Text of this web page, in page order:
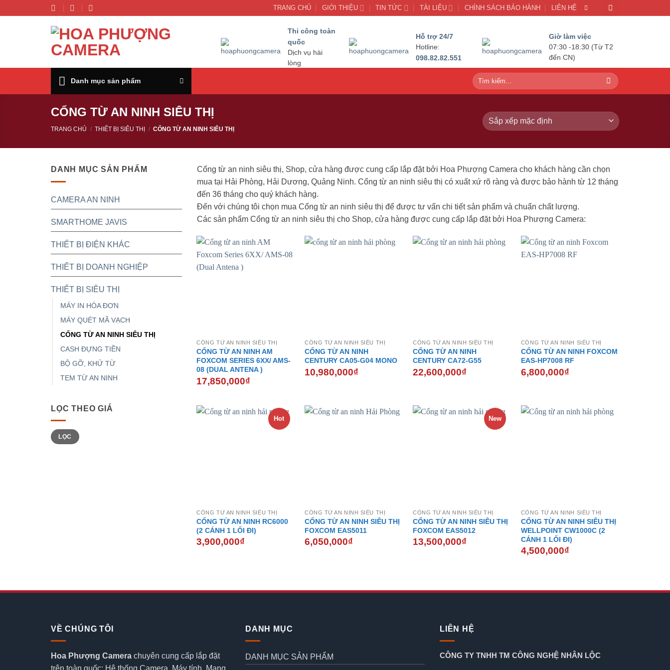
đến
TRANG CHỦ GIỚI THIỆU TIN TỨC TÀI LIỆU CHÍNH SÁCH BẢO HÀNH LIÊN HỆ
Thi công toàn
quốc
Dịch vụ hài
lòng
Hỗ trợ 24/7
Hotline:
098.82.82.551
Giờ làm việc
07:30 -18:30 (Từ T2
đến CN)
Danh mục sản phẩm
Tìm
kiếm:
CỔNG TỪ AN NINH SIÊU THỊ
TRANG CHỦ / THIẾT BỊ SIÊU THỊ / CỔNG TỪ AN NINH SIÊU THỊ
DANH MỤC SẢN PHẨM
CAMERA AN NINH
SMARTHOME JAVIS
THIẾT BỊ ĐIỆN KHÁC
THIẾT BỊ DOANH NGHIỆP
THIẾT BỊ SIÊU THỊ
MÁY IN HÓA ĐƠN
MÁY QUÉT MÃ VẠCH
CỔNG TỪ AN NINH SIÊU THỊ
CASH ĐỰNG TIỀN
BỘ GỠ, KHỬ TỪ
TEM TỪ AN NINH
LỌC THEO GIÁ
Giá
tối
thiểu
Giá
tối
đa
LỌC
Cổng từ an ninh siêu thị, Shop, cửa hàng được cung cấp lắp đặt bởi Hoa Phượng Camera cho khách hàng cần chọn
mua tại Hải Phòng, Hải Dương, Quảng Ninh. Cổng từ an ninh siêu thị có xuất xứ rõ ràng và được bảo hành từ 12 tháng
đến 36 tháng cho quý khách hàng.
Đến với chúng tôi chọn mua Cổng từ an ninh siêu thị để được tư vấn chi tiết sản phẩm và chuẩn chất lượng.
Các sản phẩm Cổng từ an ninh siêu thị cho Shop, cửa hàng được cung cấp lắp đặt bởi Hoa Phượng Camera:
CỔNG TỪ AN NINH SIÊU THỊ
CỔNG TỪ AN NINH AM
FOXCOM SERIES 6XX/ AMS-
08 (DUAL ANTENA )
17,850,000₫
CỔNG TỪ AN NINH SIÊU THỊ
CỔNG TỪ AN NINH
CENTURY CA05-G04 MONO
10,980,000₫
CỔNG TỪ AN NINH SIÊU THỊ
CỔNG TỪ AN NINH
CENTURY CA72-G55
22,600,000₫
CỔNG TỪ AN NINH SIÊU THỊ
CỔNG TỪ AN NINH FOXCOM
EAS-HP7008 RF
6,800,000₫
Hot
CỔNG TỪ AN NINH SIÊU THỊ
CỔNG TỪ AN NINH RC6000
(2 CÁNH 1 LỐI ĐI)
3,900,000₫
CỔNG TỪ AN NINH SIÊU THỊ
CỔNG TỪ AN NINH SIÊU THỊ
FOXCOM EAS5011
6,050,000₫
New
CỔNG TỪ AN NINH SIÊU THỊ
CỔNG TỪ AN NINH SIÊU THỊ
FOXCOM EAS5012
13,500,000₫
CỔNG TỪ AN NINH SIÊU THỊ
CỔNG TỪ AN NINH SIÊU THỊ
WELLPOINT CW1000C (2
CÁNH 1 LỐI ĐI)
4,500,000₫
VỀ CHÚNG TÔI
Hoa Phượng Camera chuyên cung cấp lắp đặt
DANH MỤC
DANH MỤC SẢN PHẨM
LIÊN HỆ
CÔNG TY TNHH TM CÔNG NGHỆ NHÂN LỘC